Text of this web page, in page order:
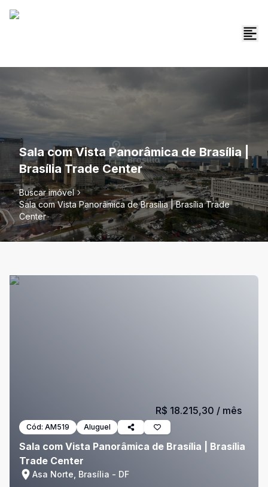
Sala com Vista Panorâmica de Brasília |
Brasília Trade Center
Buscar imóvel
Sala com Vista Panorâmica de Brasília | Brasília Trade
Center
Cód: AM519 Aluguel
Sala com Vista Panorâmica de Brasília | Brasília
Trade Center
Asa Norte, Brasília - DF
R$ 18.215,30 / mês